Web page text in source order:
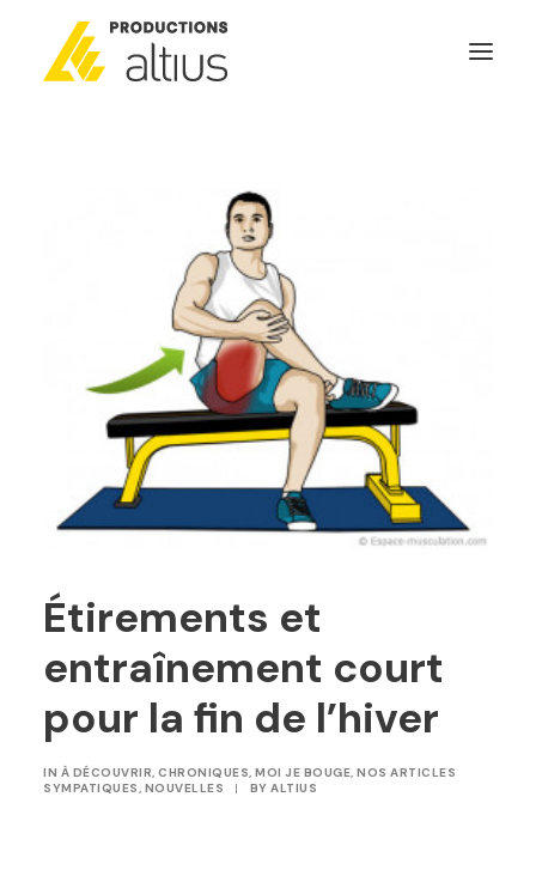
POURQUOI INVESTIR
GÉNÉRATEURS DE NOUVELLES
NOUS JOINDRE
SEARCH
Étirements et
entraînement court
pour la fin de l’hiver
IN À DÉCOUVRIR, CHRONIQUES, MOI JE BOUGE, NOS ARTICLES
SYMPATIQUES, NOUVELLES | BY ALTIUS